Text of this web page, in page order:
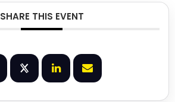
SHARE THIS EVENT